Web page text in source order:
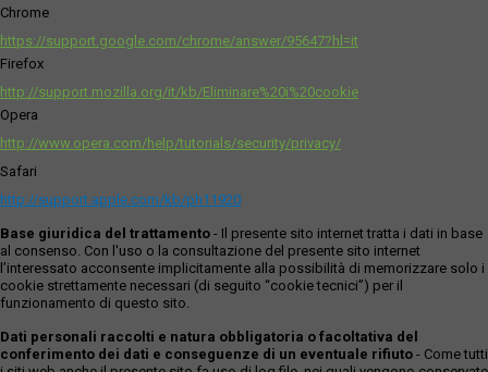
Chrome
https://support.google.com/chrome/answer/95647?hl=it
Firefox
http://support.mozilla.org/it/kb/Eliminare%20i%20cookie
Opera
http://www.opera.com/help/tutorials/security/privacy/
Safari
http://support.apple.com/kb/ph11920
Base giuridica del trattamento - Il presente sito internet tratta i dati in base
al consenso. Con l'uso o la consultazione del presente sito internet
l’interessato acconsente implicitamente alla possibilità di memorizzare solo i
cookie strettamente necessari (di seguito “cookie tecnici”) per il
funzionamento di questo sito.
Dati personali raccolti e natura obbligatoria o facoltativa del
conferimento dei dati e conseguenze di un eventuale rifiuto - Come tutti